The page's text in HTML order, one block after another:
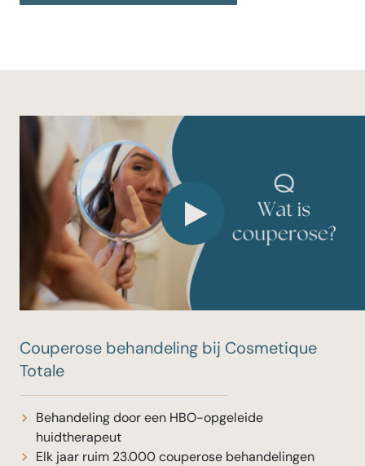
Couperose behandeling bij Cosmetique
Totale
Behandeling door een HBO-opgeleide
huidtherapeut
Elk jaar ruim 23.000 couperose behandelingen